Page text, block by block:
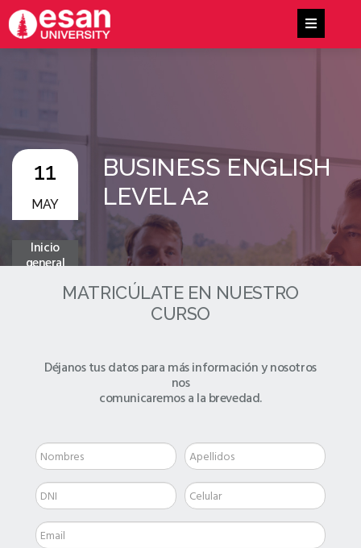
11
MAY
Inicio
general
BUSINESS ENGLISH
LEVEL A2
MATRICÚLATE EN NUESTRO
CURSO
Déjanos tus datos para más información y nosotros
nos
comunicaremos a la brevedad.